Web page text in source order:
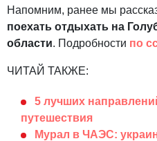
Напомним, ранее мы
поехать отдыхать на
области. Подробности по
ЧИТАЙ ТАКЖЕ:
5 лучших
путешествия
Мурал в ЧАЭС: